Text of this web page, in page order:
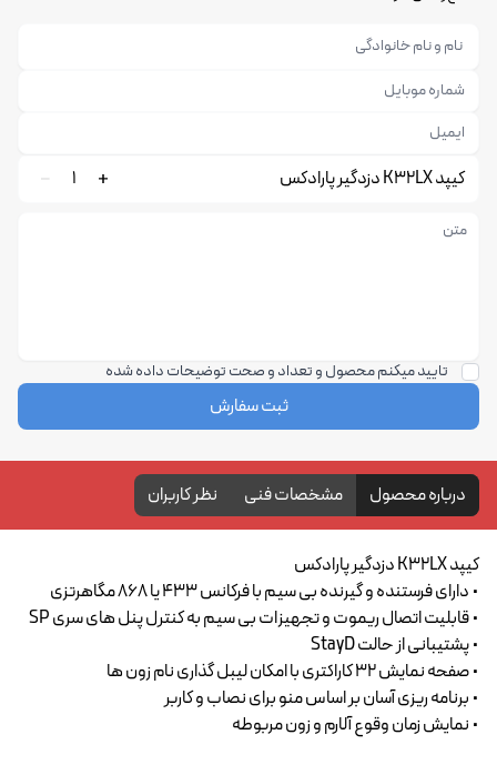
کیپد K32LX دزدگیر پارادکس 1
تایید میکنم محصول و تعداد و صحت توضیحات داده شده
ثبت سفارش
درباره محصول مشخصات فنی نظر کاربران
کیپد K32LX دزدگیر پارادکس
• دارای فرستنده و گیرنده بی سیم با فرکانس 433 یا 868 مگاهرتزی
• قابلیت اتصال ریموت و تجهیزات بی سیم به کنترل پنل های سری SP
• پشتیبانی‌ از حالت StayD
• صفحه نمایش 32 کاراکتری با امکان لیبل گذاری نام زون ها
• برنامه ریزی آسان بر اساس منو برای نصاب و کاربر
• نمایش زمان وقوع آلارم و زون مربوطه